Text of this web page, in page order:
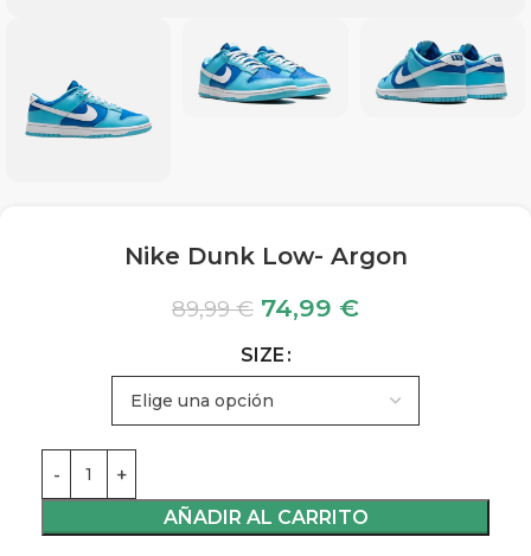
Nike Dunk Low- Argon
89,99€ 74,99 €
SIZE
AÑADIR AL CARRITO